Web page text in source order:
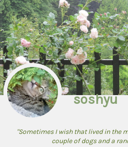
soshyu
"Sometimes I wish that lived in the
couple of dogs and a